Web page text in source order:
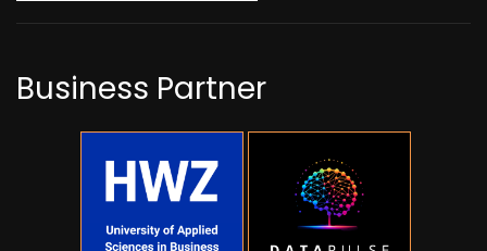
Business Partner